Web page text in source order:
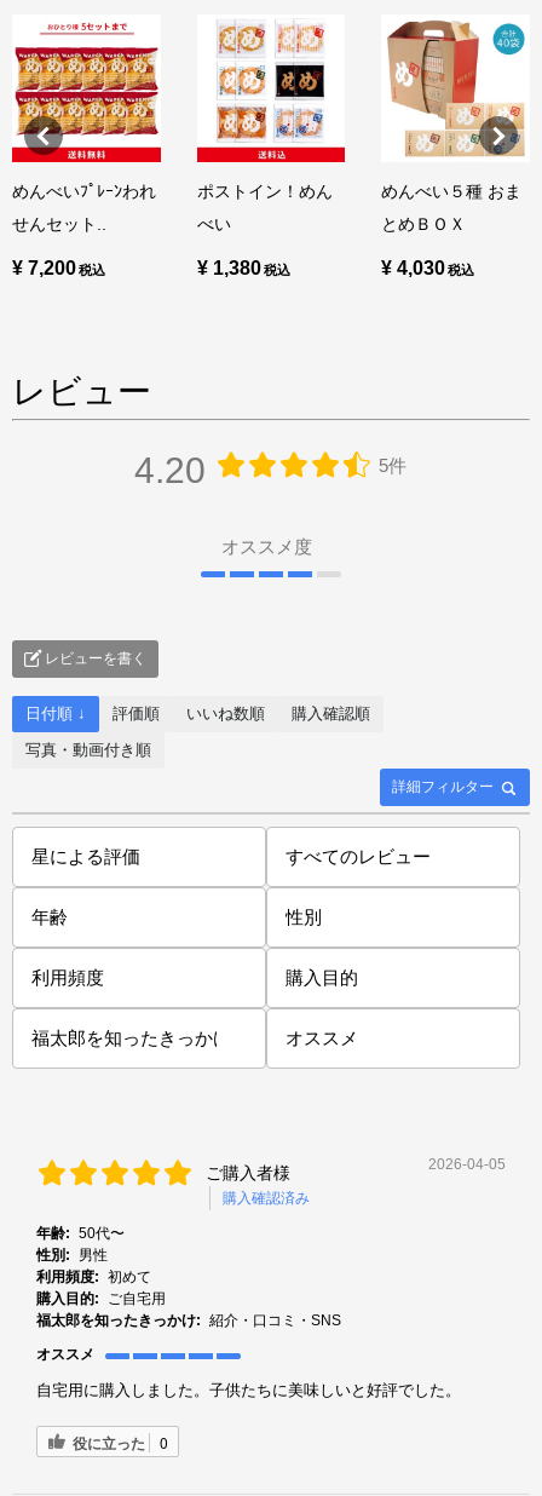
めんべいﾌﾟﾚｰﾝわれ
せんセット..
¥ 7,200
ポストイン！めん
べい
¥ 1,380
めんべい５種 おま
とめＢＯＸ
¥ 4,030
レビュー
4.20 5件
オススメ度
レビューを書く
詳細フィルター
日付順 ↓ 評価順 いいね数順
購入確認順
写真・動画付き順
ご購入者様
購入確認済み
2026-04-05
年齢: 50代〜
性別:
男性
利用頻度: 初めて
購入目的:
ご自宅用
福太郎を知ったきっかけ: 紹介・口コミ・SNS
オススメ
自宅用に購入しました。子供たちに美味しいと好評でした。
役に立った 0